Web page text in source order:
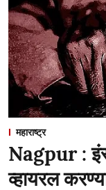
महाराष्ट्र
Nagpur :
व्हायरल